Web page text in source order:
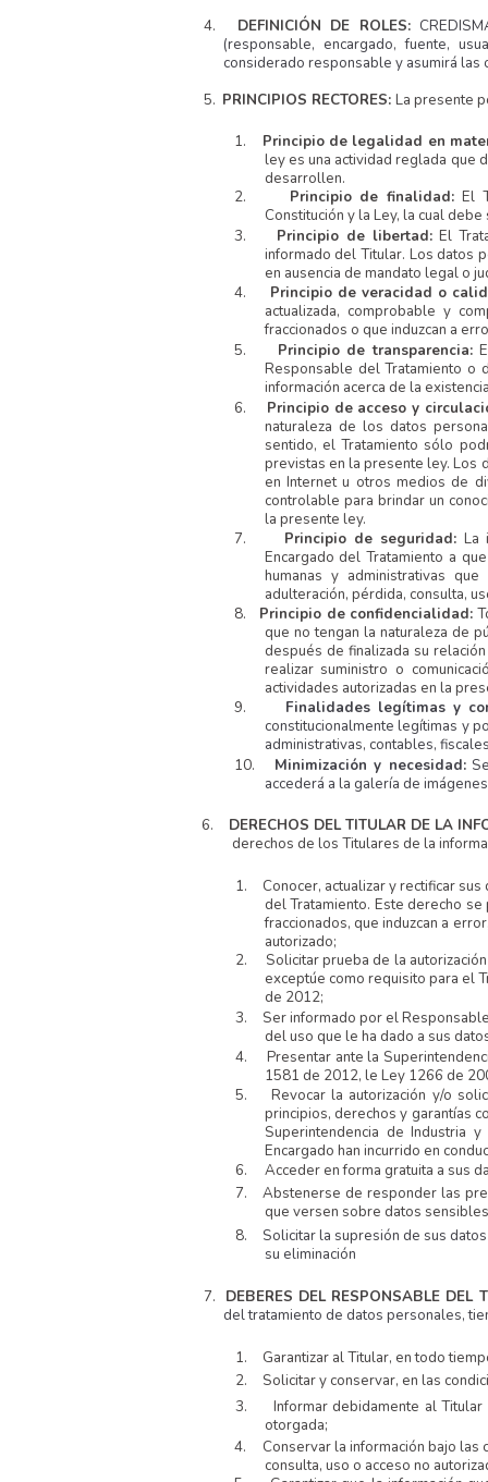
4.
DEFINICIÓN DE ROLES:
(responsable, encargado, fuente,
considerado responsable y asumirá
5. PRINCIPIOS RECTORES:La presente
1.
Principio de legalidad en
ley es una actividad reglada que
desarrollen.
2.
Principio de finalidad:El
Constitución y la Ley, la cual
3.
Principio de libertad:El
informado del Titular. Los datos
en ausencia de mandato legal o
4.
Principio de veracidad o
actualizada, comprobable y
fraccionados o que induzcan a
5.
Principio de transparencia:
Responsable del Tratamiento o
información acerca de la
6.
Principio de acceso y
naturaleza de los datos
sentido, el Tratamiento sólo
previstas en la presente ley. Los
en Internet u otros medios de
controlable para brindar un
la presente ley.
7.
Principio de seguridad: La
Encargado del Tratamiento a
humanas y administrativas
adulteración, pérdida, consulta,
8.
Principio de confidencialidad:
que no tengan la naturaleza de
después de finalizada su
realizar suministro o
actividades autorizadas en la
9.
Finalidades legítimas y
constitucionalmente legítimas y
administrativas, contables,
10.
Minimización y necesidad:
accederá a la galería de
6.
DERECHOS DEL TITULAR DE LA
derechos de los Titulares de la
1.
Conocer, actualizar y rectificar
del Tratamiento. Este derecho
fraccionados, que induzcan a
autorizado;
2.
Solicitar prueba de la
exceptúe como requisito para el
de 2012;
3.
Ser informado por el
del uso que le ha dado a sus
4.
Presentar ante la
1581 de 2012, le Ley 1266 de
5.
Revocar la autorización y/o
principios, derechos y garantías
Superintendencia de Industria
Encargado han incurrido en
6.
Acceder en forma gratuita a sus
7.
Abstenerse de responder las
que versen sobre datos
8.
Solicitar la supresión de sus
su eliminación
7.
DEBERES DEL RESPONSABLE
del tratamiento de datos personales,
1.
Garantizar al Titular, en todo
2.
Solicitar y conservar, en las
3.
Informar debidamente al
otorgada;
4.
Conservar la información bajo
consulta, uso o acceso no